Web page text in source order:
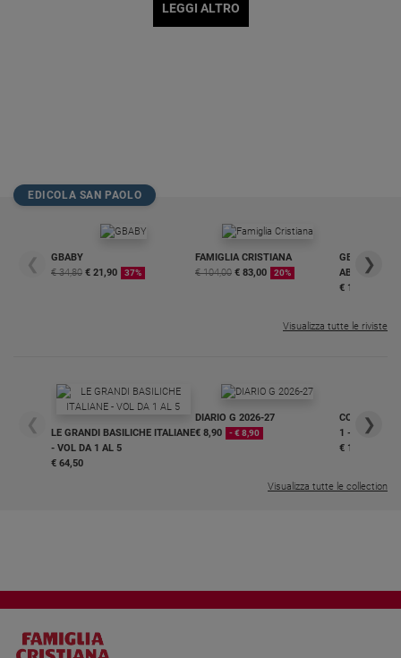
LEGGI ALTRO
EDICOLA SAN PAOLO
❮
GBABY
€ 34,80 € 21,90 37%
FAMIGLIA CRISTIANA
€ 104,00 € 83,00 20%
GBABY
€ 16,99
❯
Visualizza tutte le riviste
❮
LE GRANDI BASILICHE ITALIANE
- VOL DA 1 AL 5
€ 64,50
DIARIO G 2026-27
€ 8,90
- € 8,90
COLLANA
1 - 2
€ 18,50
❯
Visualizza tutte le collection